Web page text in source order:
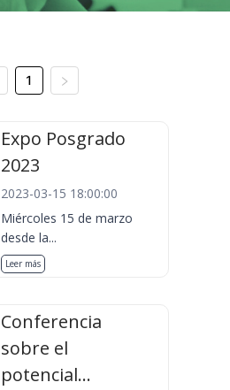
1
Expo Posgrado
2023
2023-03-15 18:00:00
Miércoles 15 de marzo
desde la...
Leer más
Conferencia
sobre el
potencial...